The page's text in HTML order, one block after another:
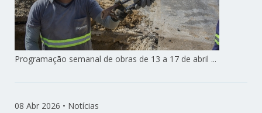
Programação semanal de obras de 13 a 17 de abril ...
08 Abr 2026 • Notícias